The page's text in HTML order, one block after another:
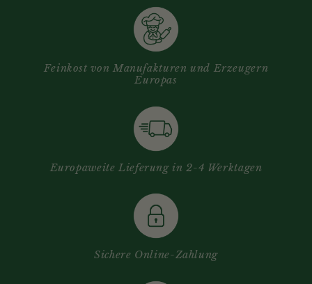
Feinkost von Manufakturen und Erzeugern
Europas
Europaweite Lieferung in 2-4 Werktagen
Sichere Online-Zahlung